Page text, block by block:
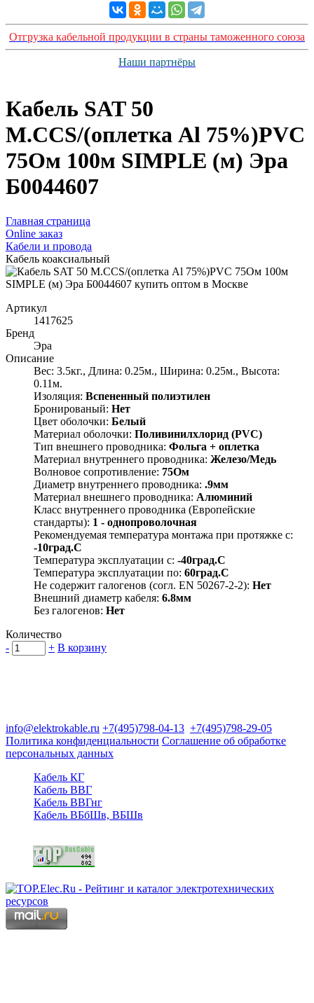
Отгрузка кабельной продукции в страны таможенного союза
Наши партнёры
Кабель SAT 50
M.CCS/(оплетка Al 75%)PVC
75Ом 100м SIMPLE (м) Эра
Б0044607
Главная страница
Оnline заказ
Кабели и провода
Кабель коаксиальный
Артикул
1417625
Бренд
Эра
Описание
Вес: 3.5кг., Длина: 0.25м., Ширина: 0.25м., Высота:
0.11м.
Изоляция: Вспененный полиэтилен
Бронированый: Нет
Цвет оболочки: Белый
Материал оболочки: Поливинилхлорид (PVC)
Тип внешнего проводника: Фольга + оплетка
Материал внутреннего проводника: Железо/Медь
Волновое сопротивление: 75Ом
Диаметр внутреннего проводника: .9мм
Материал внешнего проводника: Алюминий
Класс внутреннего проводника (Европейские
стандарты): 1 - однопроволочная
Рекомендуемая температура монтажа при протяжке с:
-10град.C
Температура эксплуатации с: -40град.C
Температура эксплуатации по: 60град.C
Не содержит галогенов (согл. EN 50267-2-2): Нет
Внешний диаметр кабеля: 6.8мм
Без галогенов: Нет
Количество
-
+ В корзину
info@elektrokable.ru +7(495)798-04-13 +7(495)798-29-05
Политика конфиденциальности Соглашение об обработке
персональных данных
Кабель КГ
Кабель ВВГ
Кабель ВВГнг
Кабель ВБбШв, ВБШв